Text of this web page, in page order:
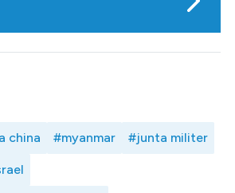
china #myanmar #junta militer